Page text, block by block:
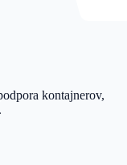
kontajnerov,